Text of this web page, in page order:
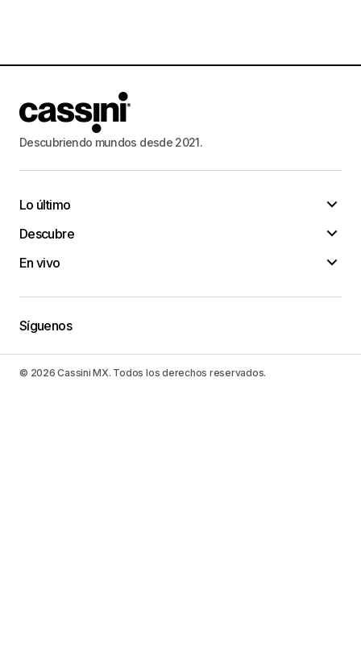
Descubriendo mundos desde 2021.
Lo último
Descubre
En vivo
Síguenos
© 2026 Cassini MX. Todos los derechos reservados.